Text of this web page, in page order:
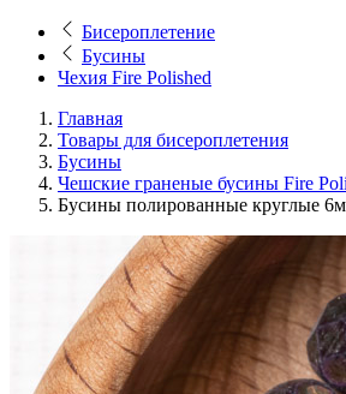
Бисероплетение
Бусины
Чехия Fire Polished
Главная
Товары для бисероплетения
Бусины
Чешские граненые бусины Fire
Бусины полированные круглые